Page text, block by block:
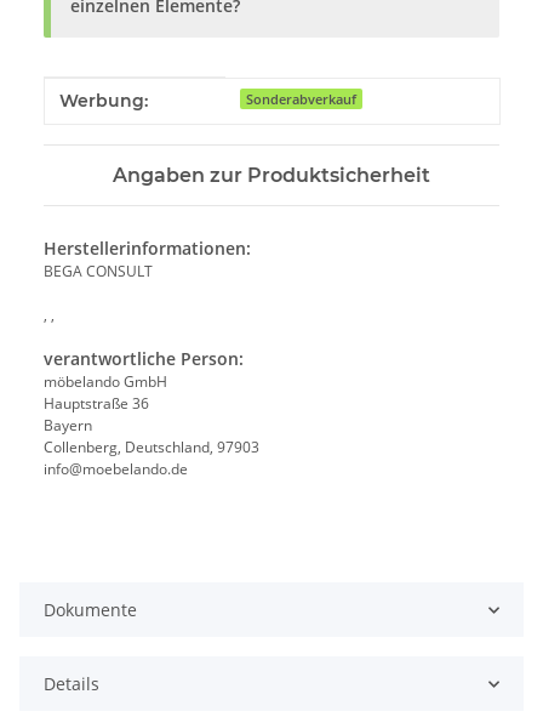
einzelnen Elemente?
Produkteigenschaft
Wert
Werbung: Sonderabverkauf
Angaben zur Produktsicherheit
Herstellerinformationen:
BEGA CONSULT
, ,
verantwortliche Person:
möbelando GmbH
Hauptstraße 36
Bayern
Collenberg, Deutschland, 97903
info@moebelando.de
Dokumente
Details